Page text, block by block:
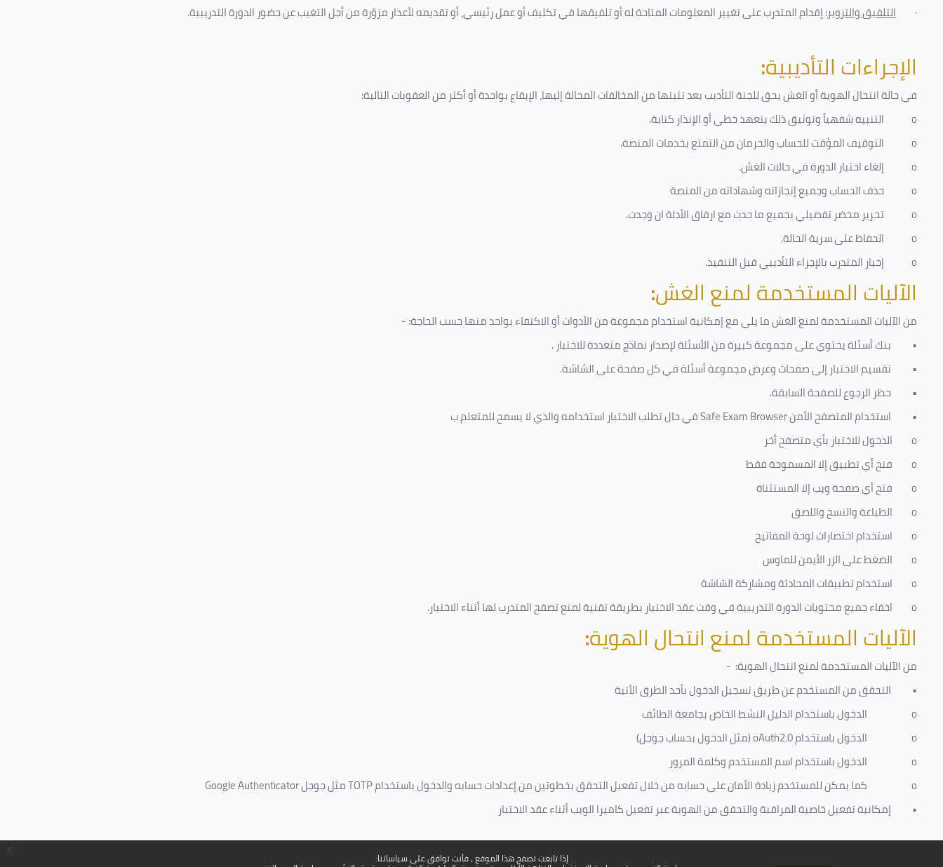
إذا تابعت تصفح هذا الموقع ، فأنت توافق على سياساتنا:
· التلفيق والتزوير: إقدام المتدرب على تغيير المعلومات المتاحة له أو تلفيقها في تكليف أو عمل رئيسي، أو تقديمه لأعذار مزوّرة من أجل التغيب عن حضور الدورة التدريبية.
الإجراءات التأديبية:
في حالة انتحال الهوية أو الغش يحق للجنة التأديب بعد تثبتها من المخالفات المحالة إليها، الإيقاع بواحدة أو أكثر من العقوبات التالية:
o
التنبيه شفهياً وتوثيق ذلك بتعهد خطي أو الإنذار كتابة.
o
التوقيف المؤقت للحساب والحرمان من التمتع بخدمات المنصة.
o
إلغاء اختبار الدورة في حالات الغش.
o
حذف الحساب وجميع إنجازاته وشهاداته من المنصة
o
تحرير محضر تفصيلي بجميع ما حدث مع ارفاق الأدلة ان وجدت.
o
الحفاظ على سرية الحالة.
o
إخبار المتدرب بالإجراء التأديبي قبل التنفيذ.
الآليات المستخدمة لمنع الغش:
من الآليات المستخدمة لمنع الغش ما يلي مع إمكانية استخدام مجموعة من الأدوات أو الاكتفاء بواحد منها حسب الحاجة: -
• بنك أسئلة يحتوي على مجموعة كبيرة من الأسئلة لإصدار نماذج متعددة للاختبار.
• تقسيم الاختبار إلى صفحات وعرض مجموعة أسئلة في كل صفحة على الشاشة.
• حظر الرجوع للصفحة السابقة.
• استخدام المتصفح الأمنSafe Exam Browserفي حال تطلب الاختبار استخدامه والذي لا يسمح للمتعلم ب
o
الدخول للاختبار بأي متصفح أخر
o
فتح أي تطبيق إلا المسموحة فقط
o
فتح أي صفحة ويب إلا المستثناة
o
الطباعة والنسخ واللصق
o
استخدام اختصارات لوحة المفاتيح
o
الضغط على الزر الأيمن للماوس
o
استخدام تطبيقات المحادثة ومشاركة الشاشة
o
اخفاء جميع محتويات الدورة التدريبية في وقت عقد الاختبار بطريقة تقنية لمنع تصفح المتدرب لها أثناء الاختبار.
الآليات المستخدمة لمنع انتحال الهوية:
من الآليات المستخدمة لمنعانتحال الهوية: -
• التحقق من المستخدم عن طريق تسجيل الدخول بأحد الطرق الأتية
o
الدخول باستخدام الدليل النشط الخاص بجامعة الطائف
o
الدخول باستخدامoAuth2.0(مثل الدخول بحساب جوجل)
o
الدخول باستخدام اسم المستخدم وكلمة المرور
o
كما يمكن للمستخدم زيادة الأمان على حسابه من خلال تفعيل التحقق بخطوتين من إعدادات حسابه والدخول باستخدامTOTPمثل جوجلGoogle Authenticator
• إمكانية تفعيل خاصية المراقبة والتحقق من الهوية عبر تفعيل كاميرا الويب أثناء عقد الاختبار